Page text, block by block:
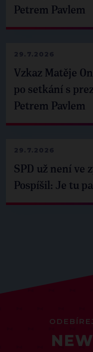
Petrem Pavlem
29.7.2026
Vzkaz Matěje
po setkání s
Petrem Pavlem
29.7.2026
SPD už není ve
Pospíšil: Je tu